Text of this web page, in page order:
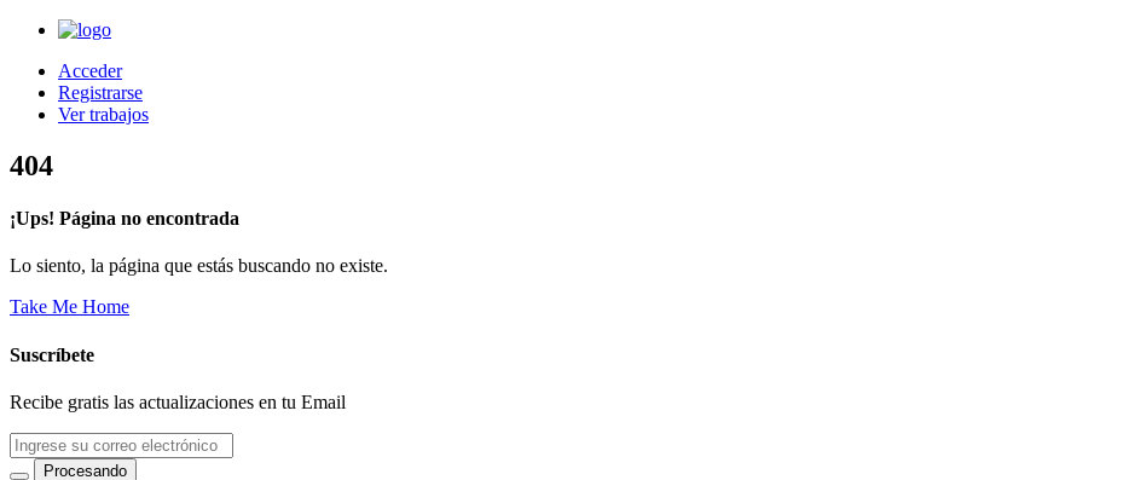
Acceder
Registrarse
Ver trabajos
404
¡Ups! Página no encontrada
Lo siento, la página que estás buscando no existe.
Take Me Home
Suscríbete
Recibe gratis las actualizaciones en tu Email